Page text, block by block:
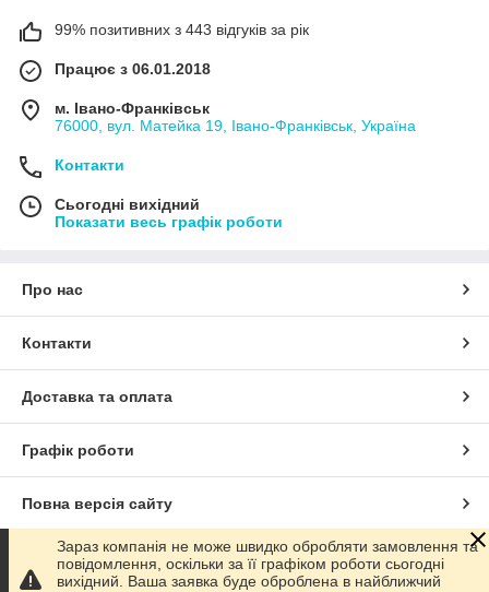
99% позитивних з 443 відгуків за рік
Працює з 06.01.2018
м. Івано-Франківськ
76000, вул. Матейка 19, Івано-Франківськ, Україна
Контакти
Сьогодні вихідний
Показати весь графік роботи
Про нас
Контакти
Доставка та оплата
Графік роботи
Повна версія сайту
Сайт створено на маркетплейсіProm.ua
Зараз компанія не може швидко обробляти замовлення та
повідомлення, оскільки за її графіком роботи сьогодні
вихідний. Ваша заявка буде оброблена в найближчий